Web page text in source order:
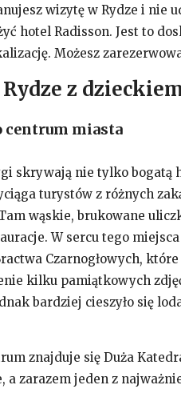
wizytę w Rydze i nie
hotel Radisson. Jest to
Możesz
z
centrum miasta
skrywają nie tylko bogatą
turystów z różnych
wąskie, brukowane
W sercu tego
Czarnogłowych,
kilku pamiątkowych
bardziej cieszyło się
znajduje się Duża
a zarazem jeden z